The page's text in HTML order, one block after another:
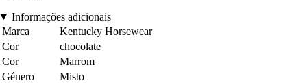
Informações adicionais
Marca
Kentucky Horsewear
Cor
chocolate
Cor
Marrom
Género
Misto